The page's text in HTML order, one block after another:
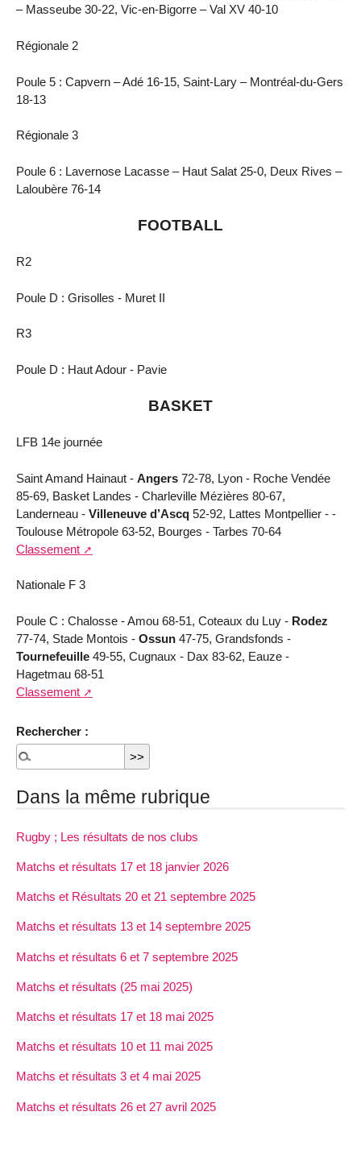
– Masseube 30-22, Vic-en-Bigorre – Val XV 40-10
Régionale 2
Poule 5 : Capvern – Adé 16-15, Saint-Lary – Montréal-du-Gers
18-13
Régionale 3
Poule 6 : Lavernose Lacasse – Haut Salat 25-0, Deux Rives –
Laloubère 76-14
FOOTBALL
R2
Poule D : Grisolles - Muret II
R3
Poule D : Haut Adour - Pavie
BASKET
LFB 14e journée
Saint Amand Hainaut - Angers 72-78, Lyon - Roche Vendée
85-69, Basket Landes - Charleville Mézières 80-67,
Landerneau - Villeneuve d’Ascq 52-92, Lattes Montpellier - -
Toulouse Métropole 63-52, Bourges - Tarbes 70-64
Classement
Nationale F 3
Poule C : Chalosse - Amou 68-51, Coteaux du Luy - Rodez
77-74, Stade Montois - Ossun 47-75, Grandsfonds -
Tournefeuille 49-55, Cugnaux - Dax 83-62, Eauze -
Hagetmau 68-51
Classement
Rechercher :
Dans la même rubrique
Rugby ; Les résultats de nos clubs
Matchs et résultats 17 et 18 janvier 2026
Matchs et Résultats 20 et 21 septembre 2025
Matchs et résultats 13 et 14 septembre 2025
Matchs et résultats 6 et 7 septembre 2025
Matchs et résultats (25 mai 2025)
Matchs et résultats 17 et 18 mai 2025
Matchs et résultats 10 et 11 mai 2025
Matchs et résultats 3 et 4 mai 2025
Matchs et résultats 26 et 27 avril 2025